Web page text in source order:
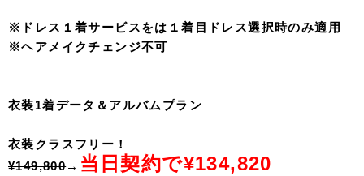
※ドレス１着サービスをは１着目ドレス選択時のみ適用
※ヘアメイクチェンジ不可
衣装1着データ＆アルバムプラン
衣装クラスフリー！
¥149,800→ 当日契約で¥134,820